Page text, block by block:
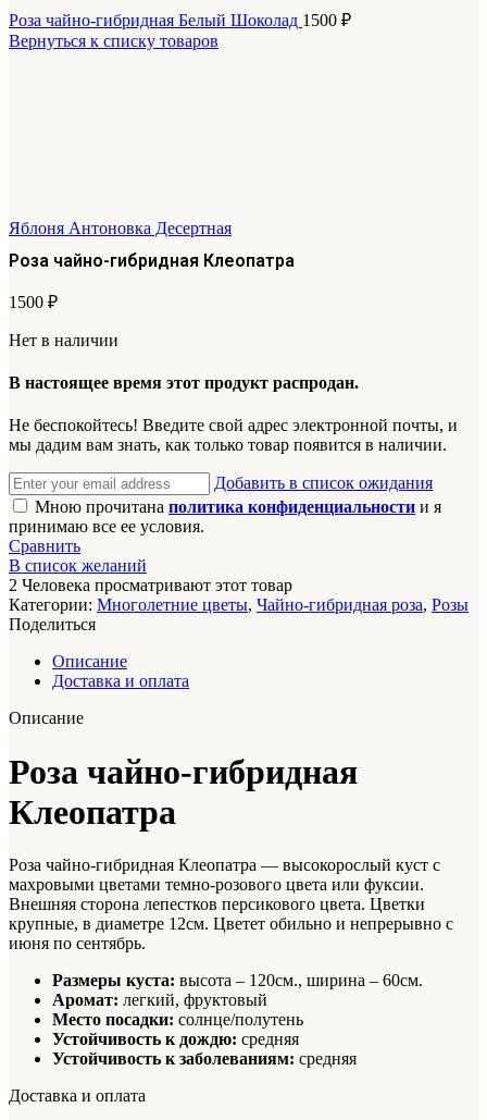
Роза чайно-гибридная Белый Шоколад 1500 ₽
Вернуться к списку товаров
Яблоня Антоновка Десертная
Роза чайно-гибридная Клеопатра
1500 ₽
Нет в наличии
В настоящее время этот продукт распродан.
Не беспокойтесь! Введите свой адрес электронной почты, и
мы дадим вам знать, как только товар появится в наличии.
Добавить в список ожидания
Мною прочитана политика конфиденциальности и я
принимаю все ее условия.
Сравнить
В список желаний
2 Человека просматривают этот товар
Категории: Многолетние цветы, Чайно-гибридная роза, Розы
Поделиться
Описание
Доставка и оплата
Описание
Роза чайно-гибридная
Клеопатра
Роза чайно-гибридная Клеопатра — высокорослый куст с
махровыми цветами темно-розового цвета или фуксии.
Внешняя сторона лепестков персикового цвета. Цветки
крупные, в диаметре 12см. Цветет обильно и непрерывно с
июня по сентябрь.
Размеры куста: высота – 120см., ширина – 60см.
Аромат: легкий, фруктовый
Место посадки: солнце/полутень
Устойчивость к дождю: средняя
Устойчивость к заболеваниям: средняя
Доставка и оплата